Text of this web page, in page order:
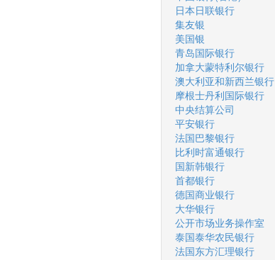
日本日联银行
集友银
美国银
青岛国际银行
加拿大蒙特利尔银行
澳大利亚和新西兰银行
摩根士丹利国际银行
中央结算公司
平安银行
法国巴黎银行
比利时富通银行
国新韩银行
首都银行
德国商业银行
大华银行
公开市场业务操作室
泰国泰华农民银行
法国东方汇理银行